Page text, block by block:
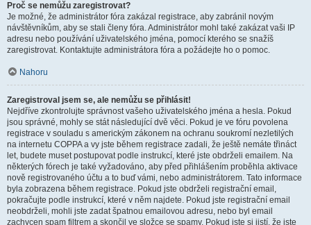
Proč se nemůžu zaregistrovat?
Je možné, že administrátor fóra zakázal registrace, aby zabránil novým
návštěvníkům, aby se stali členy fóra. Administrátor mohl také zakázat vaši IP
adresu nebo používání uživatelského jména, pomocí kterého se snažíš
zaregistrovat. Kontaktujte administrátora fóra a požádejte ho o pomoc.
Nahoru
Zaregistroval jsem se, ale nemůžu se přihlásit!
Nejdříve zkontrolujte správnost vašeho uživatelského jména a hesla. Pokud
jsou správné, mohly se stát následující dvě věci. Pokud je ve fóru povolena
registrace v souladu s americkým zákonem na ochranu soukromí nezletilých
na internetu COPPA a vy jste během registrace zadali, že ještě nemáte třináct
let, budete muset postupovat podle instrukcí, které jste obdrželi emailem. Na
některých fórech je také vyžadováno, aby před přihlášením proběhla aktivace
nově registrovaného účtu a to buď vámi, nebo administrátorem. Tato informace
byla zobrazena během registrace. Pokud jste obdrželi registrační email,
pokračujte podle instrukcí, které v něm najdete. Pokud jste registrační email
neobdrželi, mohli jste zadat špatnou emailovou adresu, nebo byl email
zachycen spam filtrem a skončil ve složce se spamy. Pokud jste si jistí, že jste